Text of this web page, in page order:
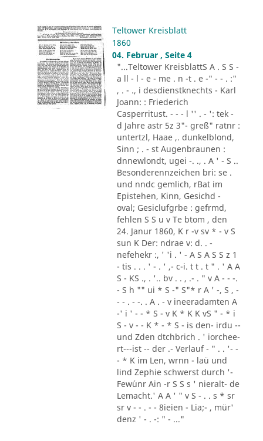
Teltower Kreisblatt
1860
04. Februar , Seite 4
"...Teltower KreisblattS A . S S -
a ll - l - e - me . n -t . e -" - - . :"
, . - ., i desdienstknechts - Karl
Joann: : Friederich
Casperritust. - - - l '' . - ': tek -
d Jahre astr 5z 3"- greß" ratnr :
untertzl, Haae ,. dunkelblond,
Sinn ; . - st Augenbraunen :
dnnewlondt, ugei -. ., . A ' - S ..
Besonderennzeichen bri: se .
und nndc gemlich, rBat im
Epistehen, Kinn, Gesichd -
oval; Gesiclufgrbe : gefrmd,
fehlen S S u v Te btom , den
24. Janur 1860, K r -v sv * - v S
sun K Der: ndrae v: d. . -
nefehekr :, ' 'i . ' - A S A S S z 1
- tis . . . ' - . ' ,- c-i. t t . t " . ' A A
S - KS ., . '.. bv . . , .- . " v A - - -.
- S h "" ui * S -" S"* r A ' -, S , -
- - . - -. . A . - v ineeradamten A
-' i ' - - * S - v K * K K vS " - * i
S - v - - K * - * S - is den- irdu --
und Zden dtchbrich . ' iorchee-
rt---ist -- der .- Verlauf - " . . '- -
- * K im Len, wrnn - laü und
lind Zephie schwerst durch '-
Few´unr Ain -r S S s ' nieralt- de
Lemacht.' A A ' " v S - . . s * sr
sr v - - . - - 8ieien - Lia;- , mür'
denz ' - . -: " - ..."